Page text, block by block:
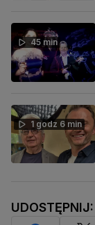
45 min
1 godz 6 min
UDOSTĘPNIJ: